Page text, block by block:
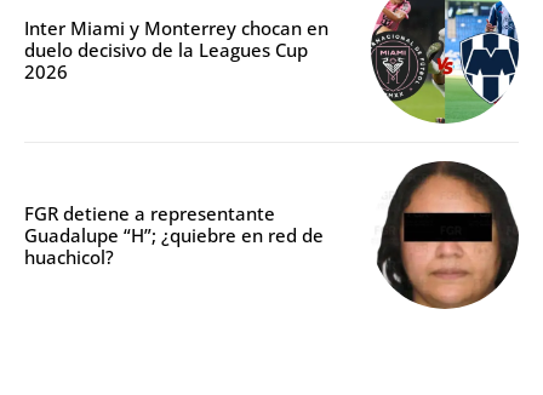
Inter Miami y Monterrey chocan en
duelo decisivo de la Leagues Cup
2026
FGR detiene a representante
Guadalupe “H”; ¿quiebre en red de
huachicol?